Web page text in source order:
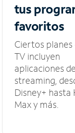
tus
favoritos
Ciertos planes
TV incluyen
aplicaciones
streaming,
Disney+ hasta
Max y más.